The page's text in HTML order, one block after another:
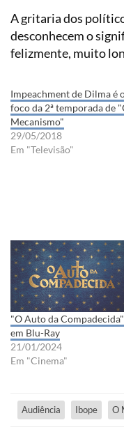
A gritaria dos
desconhecem o
felizmente, muito
Impeachment de Dilma é
foco da 2ª temporada de
Mecanismo"
29/05/2018
Em "Televisão"
"O Auto da Compadecida"
em Blu-Ray
21/01/2024
Em "Cinema"
Audiência Ibope O